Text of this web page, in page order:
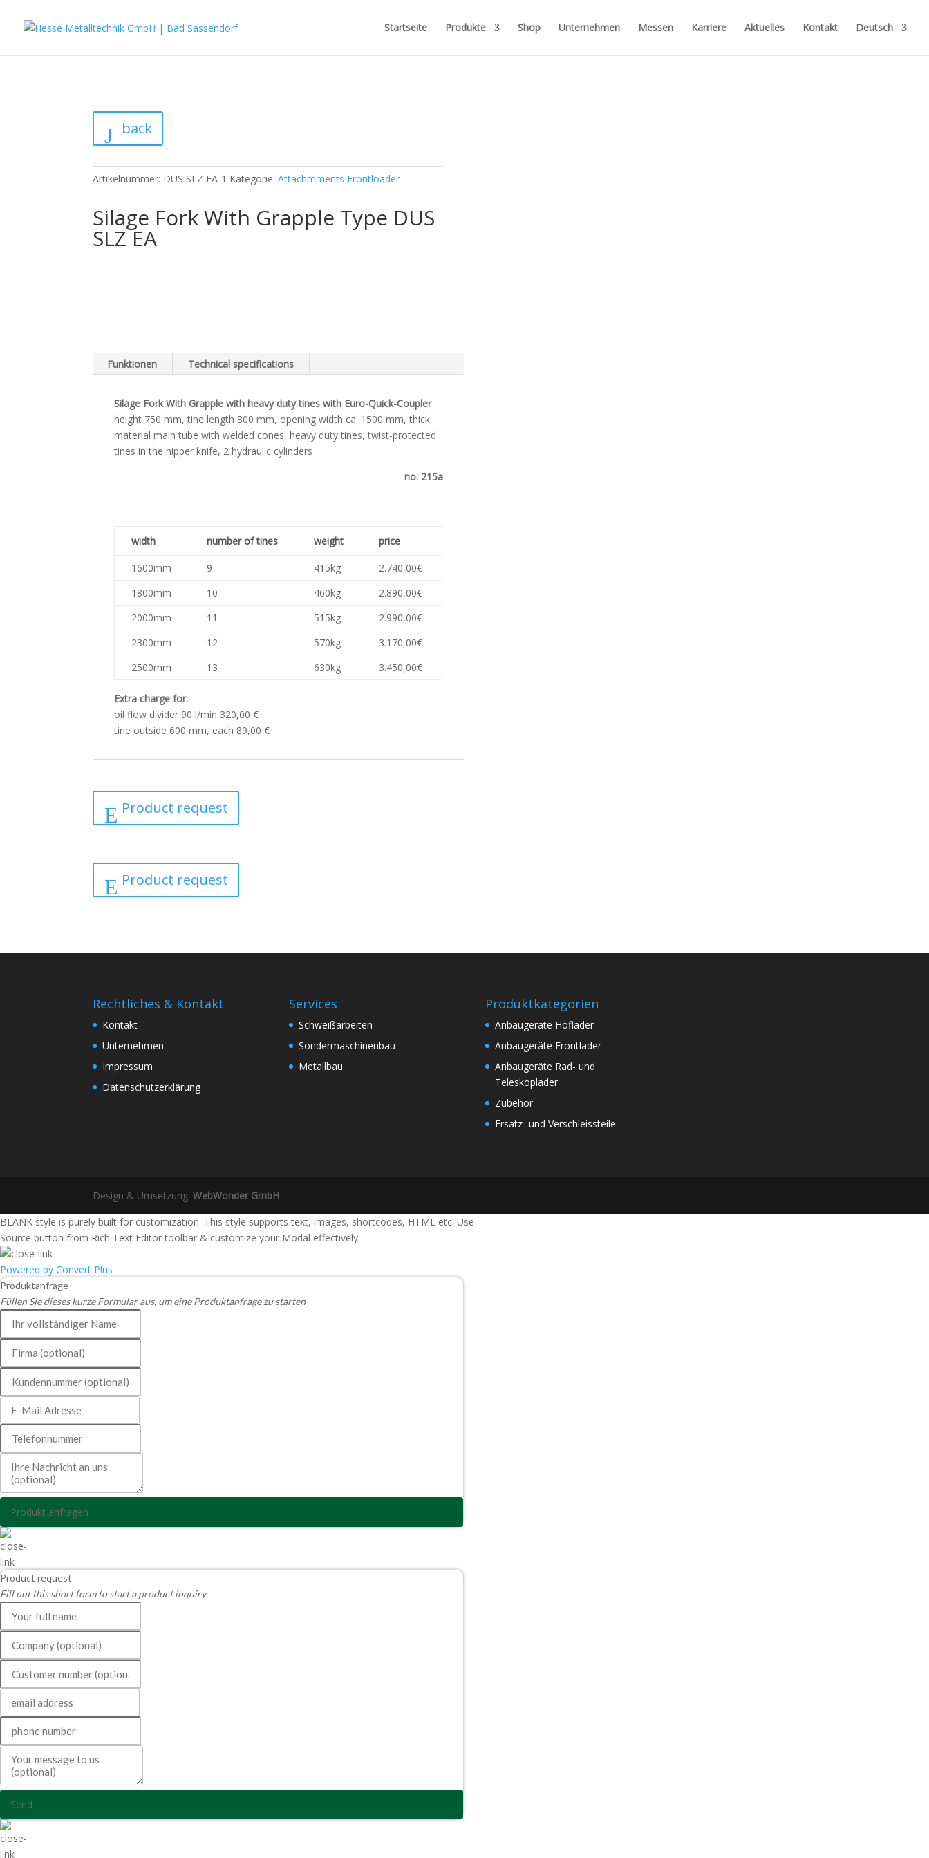
Startseite Produkte Shop Unternehmen Messen Karriere Aktuelles Kontakt Deutsch
back
Artikelnummer: DUS SLZ EA-1 Kategorie:Attachmments Frontloader
Silage Fork With Grapple Type DUS
SLZ EA
Funktionen Technical specifications
Silage Fork With Grapple with heavy duty tines with Euro-Quick-Coupler
height 750 mm, tine length 800 mm, opening width ca. 1500 mm, thick
material main tube with welded cones, heavy duty tines, twist-protected
tines in the nipper knife, 2 hydraulic cylinders
no. 215a
width number of tines weight price
1600mm 9 415kg
2.740,00€
1800mm
10 460kg
2.890,00€
2000mm
11 515kg
2.990,00€
2300mm
12 570kg
3.170,00€
2500mm
13 630kg 3.450,00€
Extra charge for:
oil flow divider 90 l/min 320,00 €
tine outside 600 mm, each 89,00 €
Product request
Product request
Rechtliches & Kontakt
Kontakt
Unternehmen
Impressum
Datenschutzerklärung
Services
Schweißarbeiten
Sondermaschinenbau
Metallbau
Produktkategorien
Anbaugeräte Hoflader
Anbaugeräte Frontlader
Anbaugeräte Rad- und
Teleskoplader
Zubehör
Ersatz- und Verschleissteile
Design & Umsetzung:WebWonder GmbH
BLANK style is purely built for customization. This style supports text, images, shortcodes, HTML etc. Use
Source button from Rich Text Editor toolbar & customize your Modal effectively.
Powered by Convert Plus
Produktanfrage
Füllen Sie dieses kurze Formular aus, um eine Produktanfrage zu starten
Produkt anfragen
Product request
Fill out this short form to start a product inquiry
Send